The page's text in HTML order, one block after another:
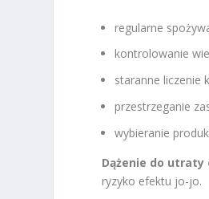
regularne
kontrolowanie
staranne liczenie
przestrzeganie
wybieranie
Dążenie do utraty
ryzyko efektu jo-jo.